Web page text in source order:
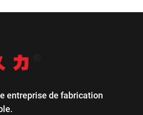
entreprise de fabrication